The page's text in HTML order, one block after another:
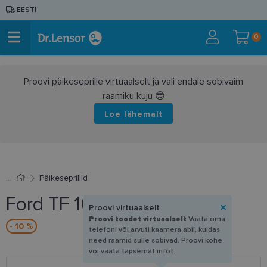
EESTI
0
Proovi päikeseprille virtuaalselt ja vali endale sobivaim
raamiku kuju 😎
Loe lähemalt
Päikeseprillid
Ford TF 1002 52B 58-17
- 10 %
Proovi virtuaalselt
Proovi toodet virtuaalselt Vaata oma
telefoni või arvuti kaamera abil, kuidas
need raamid sulle sobivad. Proovi kohe
või vaata täpsemat infot.